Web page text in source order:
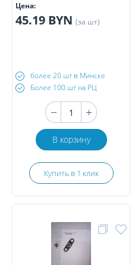
Цена:
45.19 BYN (за шт)
более 20 шт в Минске
Более 100 шт на РЦ
В корзину
Купить в 1 клик